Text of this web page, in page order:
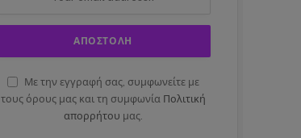
Με την εγγραφή σας, συμφωνείτε με
τους όρους μας και τη συμφωνία Πολιτική
απορρήτου μας.